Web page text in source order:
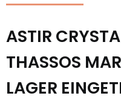
ASTIR
THASSOS
LAGER